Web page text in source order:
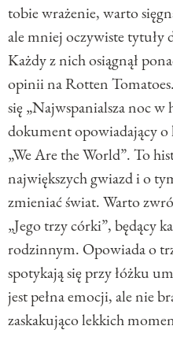
tobie wrażenie, warto
ale mniej oczywiste tytuły
Każdy z nich osiągnął
opinii na Rotten
się „Najwspanialsza noc
dokument opowiadający
„We Are the World”. To
największych gwiazd i o
zmieniać świat. Warto
„Jego trzy córki”, będący
rodzinnym. Opowiada o
spotykają się przy łóżku
jest pełna emocji, ale nie
zaskakująco lekkich